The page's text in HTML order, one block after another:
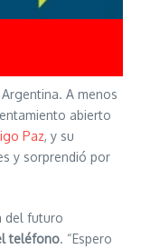
A menos
abierto
Paz, y su
y sorprendió por
del futuro
teléfono. “Espero